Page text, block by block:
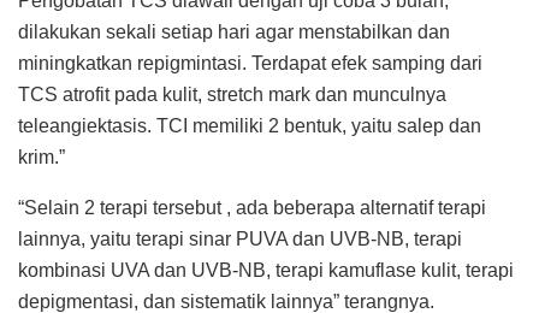
dilakukan sekali setiap hari agar menstabilkan dan
miningkatkan repigmintasi. Terdapat efek samping dari
TCS atrofit pada kulit, stretch mark dan munculnya
teleangiektasis. TCI memiliki 2 bentuk, yaitu salep dan
krim.”
“Selain 2 terapi tersebut , ada beberapa alternatif terapi
lainnya, yaitu terapi sinar PUVA dan UVB-NB, terapi
kombinasi UVA dan UVB-NB, terapi kamuflase kulit, terapi
depigmentasi, dan sistematik lainnya” terangnya.